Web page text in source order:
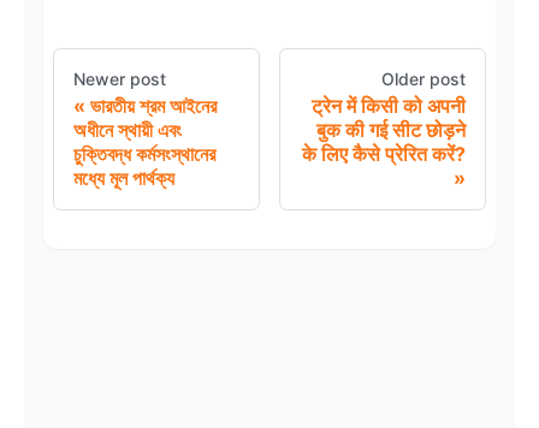
Newer post
ভারতীয় শ্রম আইনের
অধীনে স্থায়ী এবং
চুক্তিবদ্ধ কর্মসংস্থানের
মধ্যে মূল পার্থক্য
Older post
ट्रेन में किसी को अपनी
बुक की गई सीट छोड़ने
के लिए कैसे प्रेरित करें?